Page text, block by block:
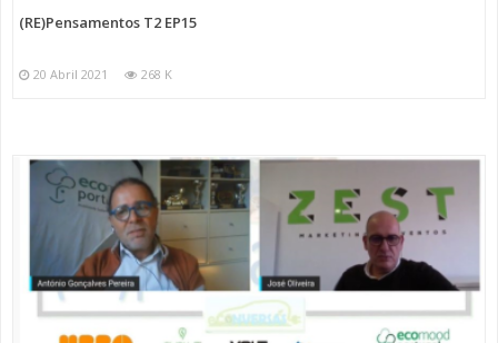
(RE)Pensamentos T2 EP15
20 Abril 2021 268 K